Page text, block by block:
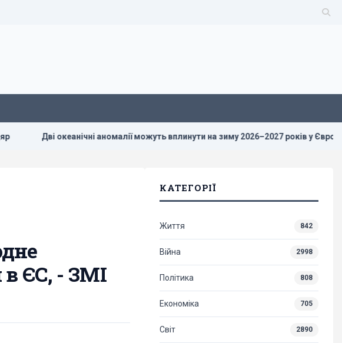
Дві океанічні аномалії можуть вплинути на зиму 2026–2027 років у Європі
ЄС, - ЗМІ
КАТЕГОРІЇ
Життя 842
Війна 2998
Політика 808
Економіка 705
Світ 2890